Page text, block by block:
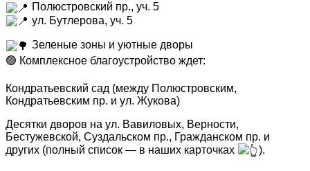
Полюстровский пр., уч. 5
ул. Бутлерова, уч. 5
Зеленые зоны и уютные дворы
🟢 Комплексное благоустройство ждет:
Кондратьевский сад (между Полюстровским,
Кондратьевским пр. и ул. Жукова)
Десятки дворов на ул. Вавиловых, Верности,
Бестужевской, Суздальском пр., Гражданском пр. и
других (полный список — в наших карточках
).